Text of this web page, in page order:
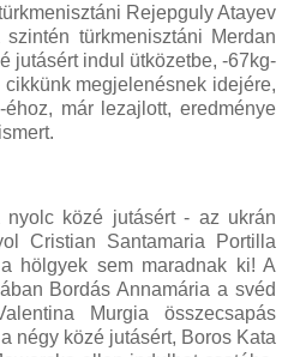
Rejepguly Atayev
szintén türkmenisztáni Merdan
jutásért indul ütközetbe, -67kg-
megjelenésnek idejére,
már lezajlott, eredménye
közé jutásért - az ukrán
Cristian Santamaria Portilla
hölgyek sem maradnak ki! A
Bordás Annamária a svéd
Murgia összecsapás
négy közé jutásért, Boros Kata